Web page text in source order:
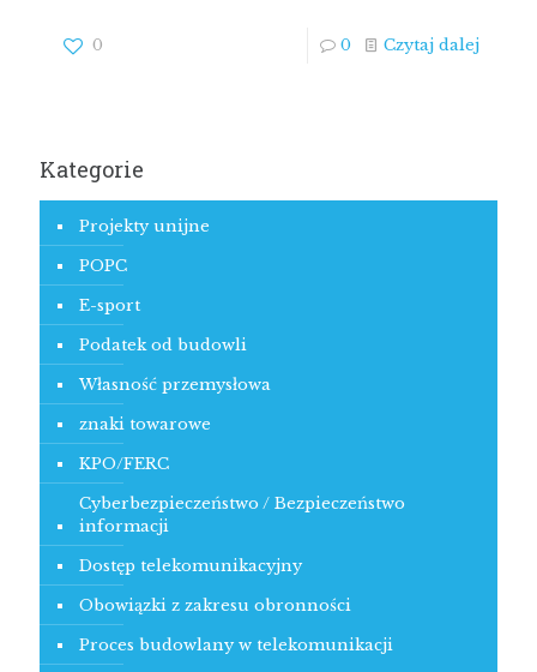
0 0 Czytaj dalej
Kategorie
Projekty unijne
POPC
E-sport
Podatek od budowli
Własność przemysłowa
znaki towarowe
KPO/FERC
Cyberbezpieczeństwo / Bezpieczeństwo
informacji
Dostęp telekomunikacyjny
Obowiązki z zakresu obronności
Proces budowlany w telekomunikacji